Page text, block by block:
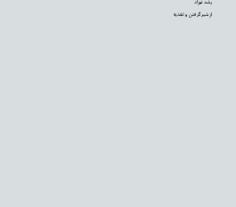
از شیر گرفتن و تغذیه